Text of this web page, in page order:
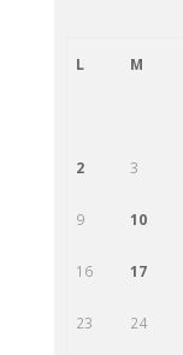
L M
2 3
9 10
16 17
23 24